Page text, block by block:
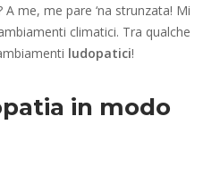
me, me pare ‘na strunzata! Mi
climatici. Tra qualche
ludopatici!
in modo